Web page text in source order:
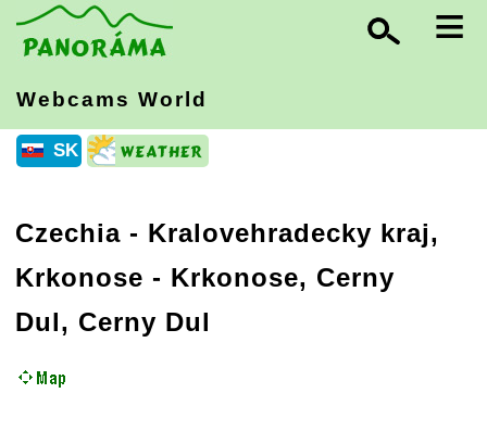
≡
Webcams World
SK
Czechia - Kralovehradecky kraj,
Krkonose - Krkonose, Cerny
Dul, Cerny Dul